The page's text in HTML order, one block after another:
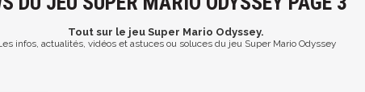
Tout sur le jeu Super Mario Odyssey.
infos, actualités, vidéos et astuces ou soluces du jeu Super Mario Odyssey